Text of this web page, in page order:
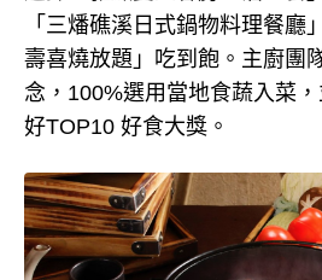
「三燔礁溪日式鍋物料理餐廳
壽喜燒放題」吃到飽。主廚團
念，100%選用當地食蔬入菜
好TOP10 好食大獎。